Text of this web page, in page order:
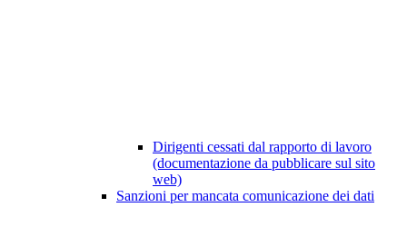
Dirigenti cessati dal rapporto di lavoro
(documentazione da pubblicare sul sito
web)
Sanzioni per mancata comunicazione dei dati